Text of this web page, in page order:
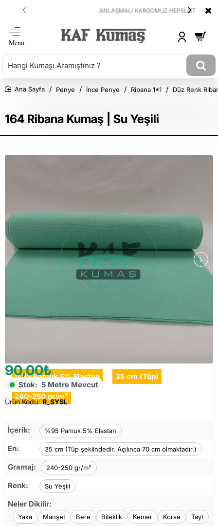
ANLAŞMALI KARGOMUZ HEPSİJET
164 Ribana Kumaş | Su Yeşili
Penye İnce Penye Ribana 1*1 Düz Renk
%95 Pamuk 5% Elastan 35 cm (Tüp)
240-250 gr/m²
90,00₺
Stok: 5 Metre Mevcut
Ürün Kodu: R_SYSL
İçerik: %95 Pamuk 5% Elastan
En: 35 cm (Tüp şeklindedir. Açılınca 70 cm olmaktadır.)
Gramaj: 240-250 gr/m²
Renk: Su Yeşili
Neler Dikilir:
Yaka Manşet Bere Bileklik Kemer Korse
Tayt